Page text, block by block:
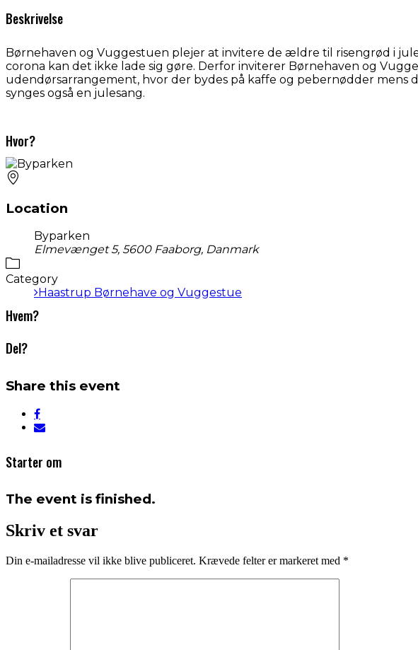
Beskrivelse
Børnehaven og Vuggestuen plejer at invitere de ældre til risengrød i
corona kan det ikke lade sig gøre. Derfor inviterer Børnehaven og
udendørsarrangement, hvor der bydes på kaffe og pebernødder
synges også en julesang.
Hvor?
Location
Byparken
Elmevænget 5, 5600 Faaborg, Danmark
Category
Haastrup Børnehave og Vuggestue
Hvem?
Del?
Share this event
Starter om
The event is finished.
Skriv et svar
Din e-mailadresse vil ikke blive publiceret. Krævede felter er markeret med *